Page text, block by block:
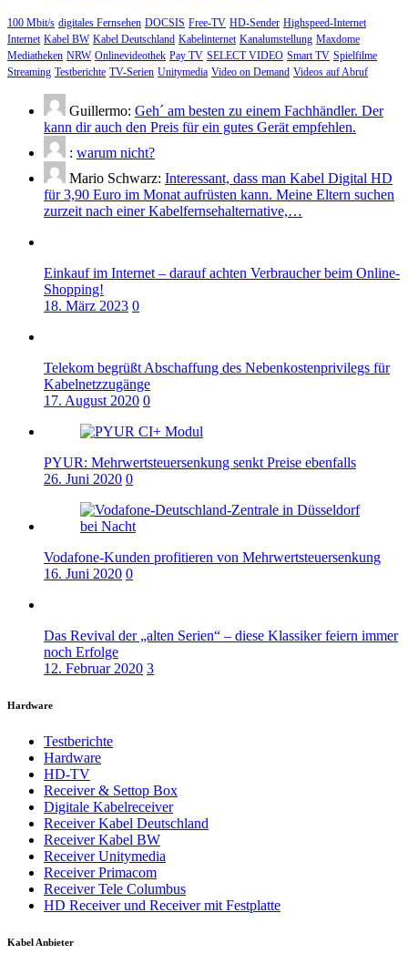
100 Mbit/s digitales Fernsehen DOCSIS Free-TV HD-Sender Highspeed-Internet
Internet Kabel BW Kabel Deutschland Kabelinternet Kanalumstellung Maxdome
Mediatheken NRW Onlinevideothek Pay TV SELECT VIDEO Smart TV Spielfilme
Streaming Testberichte TV-Serien Unitymedia Video on Demand Videos auf Abruf
Guillermo: Geh´ am besten zu einem Fachhändler. Der
kann dir auch den Preis für ein gutes Gerät empfehlen.
: warum nicht?
Mario Schwarz: Interessant, dass man Kabel Digital HD
für 3,90 Euro im Monat aufrüsten kann. Meine Eltern suchen
zurzeit nach einer Kabelfernsehalternative,…
Einkauf im Internet – darauf achten Verbraucher beim Online-
Shopping!
18. März 2023 0
Telekom begrüßt Abschaffung des Nebenkostenprivilegs für
Kabelnetzzugänge
17. August 2020 0
PYUR: Mehrwertsteuersenkung senkt Preise ebenfalls
26. Juni 2020 0
Vodafone-Kunden profitieren von Mehrwertsteuersenkung
16. Juni 2020 0
Das Revival der „alten Serien“ – diese Klassiker feiern immer
noch Erfolge
12. Februar 2020 3
Hardware
Testberichte
Hardware
HD-TV
Receiver & Settop Box
Digitale Kabelreceiver
Receiver Kabel Deutschland
Receiver Kabel BW
Receiver Unitymedia
Receiver Primacom
Receiver Tele Columbus
HD Receiver und Receiver mit Festplatte
Kabel Anbieter